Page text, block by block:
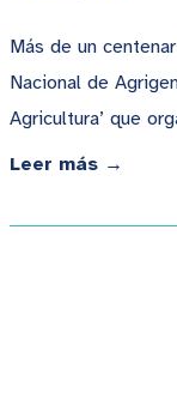
Más de un
Nacional de
Agricultura’ que
Leer más →